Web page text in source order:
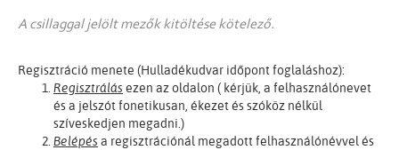
A csillaggal jelölt mezők kitöltése kötelező.
Regisztráció menete (Hulladékudvar időpont foglaláshoz):
Regisztrálás ezen az oldalon ( kérjük, a felhasználónevet
és a jelszót fonetikusan, ékezet és szóköz nélkül
szíveskedjen megadni.)
Belépés a regisztrációnál megadott felhasználónévvel és